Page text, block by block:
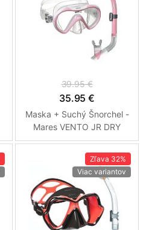
39.95 €
35.95 €
Maska + Suchý Šnorchel -
Mares VENTO JR DRY
Combo - Detský Růžová
Zľava 32%
Viac variantov